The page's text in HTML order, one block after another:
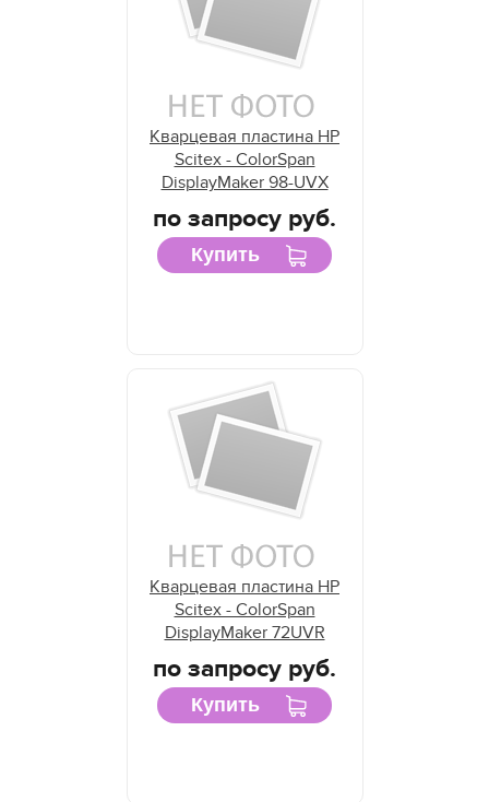
Кварцевая пластина HP
Scitex - ColorSpan
DisplayMaker 98-UVX
по запросу руб.
Купить
Кварцевая пластина HP
Scitex - ColorSpan
DisplayMaker 72UVR
по запросу руб.
Купить